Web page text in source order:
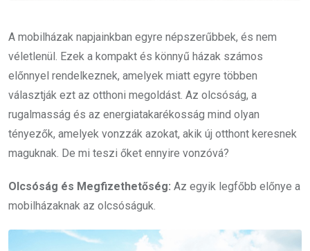
A mobilházak napjainkban egyre népszerűbbek, és nem
véletlenül. Ezek a kompakt és könnyű házak számos
előnnyel rendelkeznek, amelyek miatt egyre többen
választják ezt az otthoni megoldást. Az olcsóság, a
rugalmasság és az energiatakarékosság mind olyan
tényezők, amelyek vonzzák azokat, akik új otthont keresnek
maguknak. De mi teszi őket ennyire vonzóvá?
Olcsóság és Megfizethetőség: Az egyik legfőbb előnye a
mobilházaknak az olcsóságuk.